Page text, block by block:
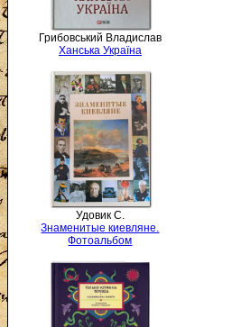
Грибовський Владислав
Ханська Україна
Удовик С.
Знаменитые киевляне.
Фотоальбом